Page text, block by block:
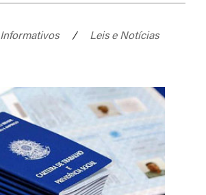
Informativos /
Leis e Notícias